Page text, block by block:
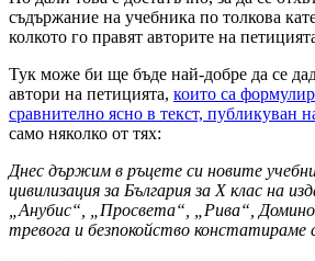
съдържание на учебника по толкова
колкото го правят авторите на
Тук може би ще бъде най-добре да се
автори на петицията, които са
сравнително ясно в текст, публикуван
само няколко от тях:
Днес държим в ръцете си новите
цивилизация за България за Х клас на
„Анубис“, „Просвета“, „Рива“,
тревога и безпокойство констатираме